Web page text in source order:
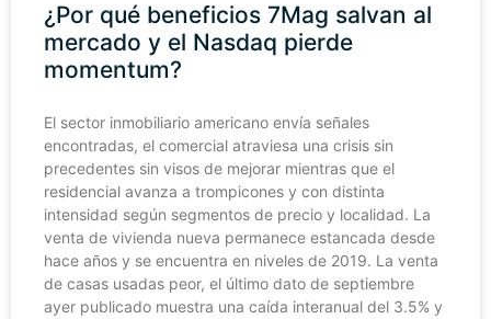
¿Por qué beneficios 7Mag salvan al
mercado y el Nasdaq pierde
momentum?
El sector inmobiliario americano envía señales
encontradas, el comercial atraviesa una crisis sin
precedentes sin visos de mejorar mientras que el
residencial avanza a trompicones y con distinta
intensidad según segmentos de precio y localidad. La
venta de vivienda nueva permanece estancada desde
hace años y se encuentra en niveles de 2019. La venta
de casas usadas peor, el último dato de septiembre
ayer publicado muestra una caída interanual del 3.5% y